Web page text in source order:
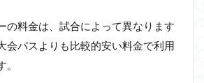
の料金は、試合によって異なります
会パスよりも比較的安い料金で利用